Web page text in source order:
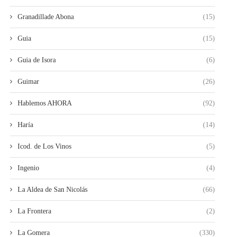
Granadillade Abona (15)
Guia (15)
Guia de Isora (6)
Guimar (26)
Hablemos AHORA (92)
Haría (14)
Icod. de Los Vinos (5)
Ingenio (4)
La Aldea de San Nicolás (66)
La Frontera (2)
La Gomera (330)